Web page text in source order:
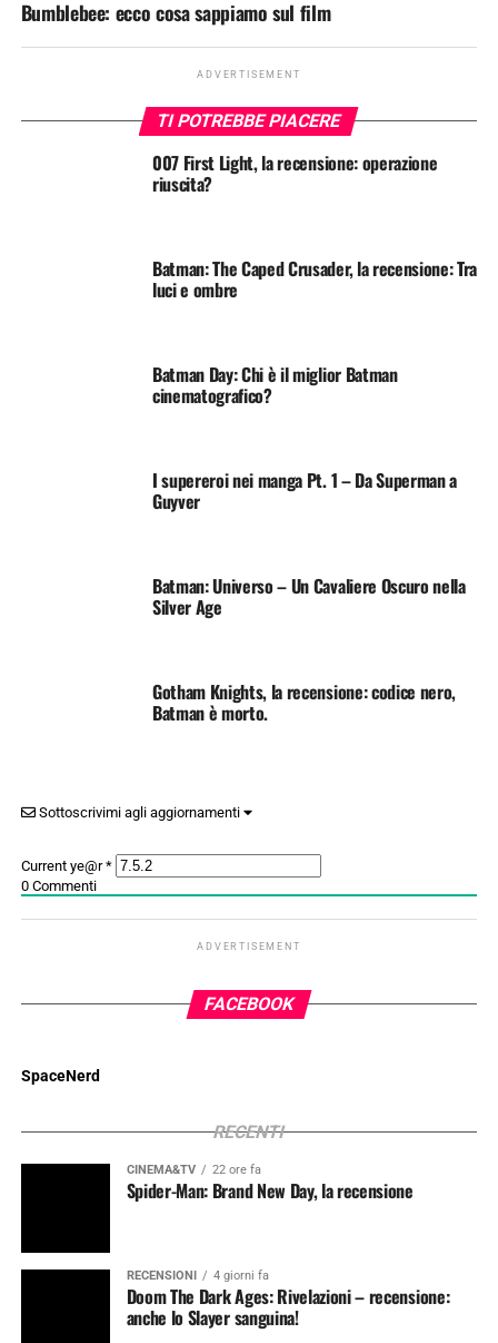
Bumblebee: ecco cosa sappiamo sul film
ADVERTISEMENT
TI POTREBBE PIACERE
007 First Light, la recensione: operazione
riuscita?
Batman: The Caped Crusader, la recensione: Tra
luci e ombre
Batman Day: Chi è il miglior Batman
cinematografico?
I supereroi nei manga Pt. 1 – Da Superman a
Guyver
Batman: Universo – Un Cavaliere Oscuro nella
Silver Age
Gotham Knights, la recensione: codice nero,
Batman è morto.
Sottoscrivimi agli aggiornamenti
Current ye@r*
0Commenti
ADVERTISEMENT
FACEBOOK
SpaceNerd
RECENTI
CINEMA&TV 22 ore fa
Spider-Man: Brand New Day, la recensione
RECENSIONI 4 giorni fa
Doom The Dark Ages: Rivelazioni – recensione:
anche lo Slayer sanguina!